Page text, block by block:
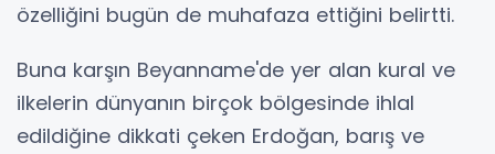
özelliğini bugün de muhafaza ettiğini belirtti.
Buna karşın Beyanname'de yer alan kural ve
ilkelerin dünyanın birçok bölgesinde ihlal
edildiğine dikkati çeken Erdoğan, barış ve